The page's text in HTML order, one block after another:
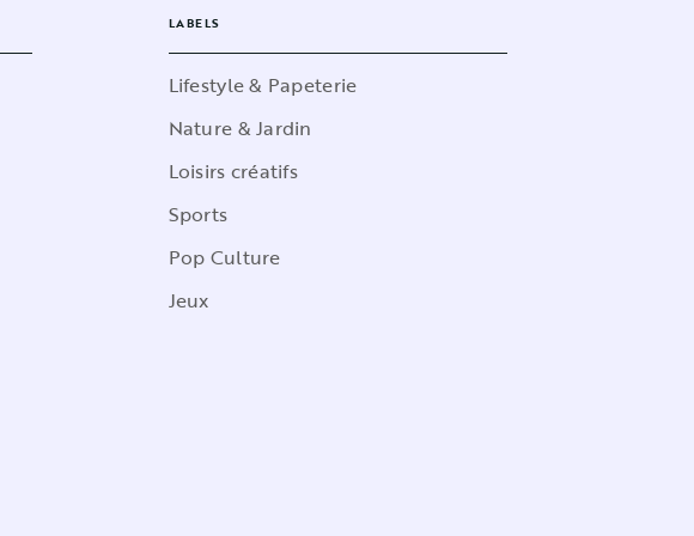
LABELS
Lifestyle & Papeterie
Nature & Jardin
Loisirs créatifs
Sports
Pop Culture
Jeux